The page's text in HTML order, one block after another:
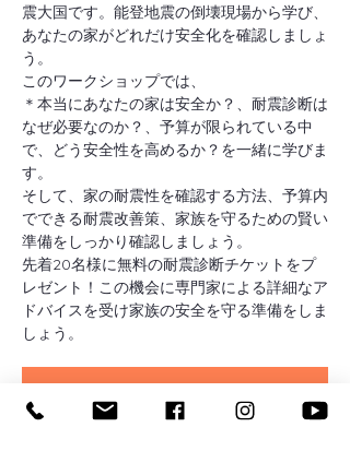
震大国です。能登地震の倒壊現場から学び、
あなたの家がどれだけ安全化を確認しましょ
う。
このワークショップでは、
＊本当にあなたの家は安全か？、耐震診断は
なぜ必要なのか？、予算が限られている中
で、どう安全性を高めるか？を一緒に学びま
す。
そして、家の耐震性を確認する方法、予算内
でできる耐震改善策、家族を守るための賢い
準備をしっかり確認しましょう。
先着20名様に無料の耐震診断チケットをプ
レゼント！この機会に専門家による詳細なア
ドバイスを受け家族の安全を守る準備をしま
しょう。
こちらのイベントの参加申し込